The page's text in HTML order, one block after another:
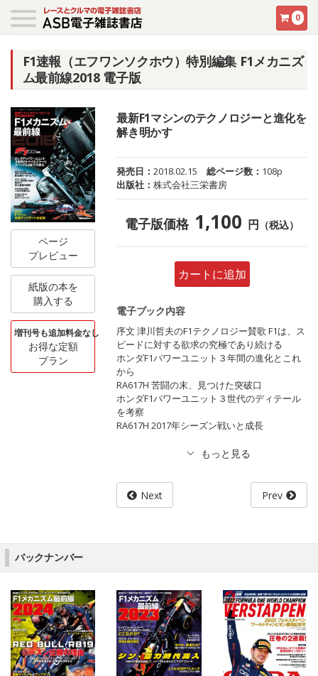
0
F1速報（エフワンソクホウ）特別編集 F1メカニズ
ム最前線2018 電子版
ページ
プレビュー
紙版の本を
購入する
増刊号も追加料金なし
お得な定額
プラン
最新F1マシンのテクノロジーと進化を
解き明かす
発売日：2018.02.15 総ページ数： 108p
出版社：株式会社三栄書房
電子版価格 1,100 円 （税込）
カートに追加
電子ブック内容
序文 津川哲夫のF1テクノロジー賛歌 F1は、ス
ピードに対する欲求の究極であり続ける
ホンダF1パワーユニット３年間の進化とこれ
から
RA617H 苦闘の末、見つけた突破口
ホンダF1パワーユニット３世代のディテール
を考察
RA617H 2017年シーズン戦いと成長
Next Prev
バックナンバー